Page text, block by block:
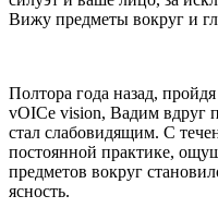
Вижу предметы вокруг и
Полтора года назад,
vOICe vision, Вадим вдруг
стал слабовидящим. С
постоянной практике,
предметов вокруг
ясность.